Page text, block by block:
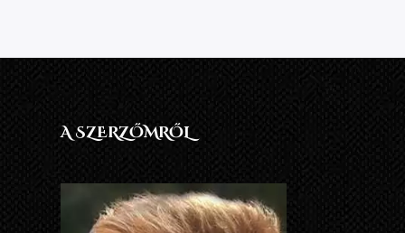
A SZERZŐMRŐL